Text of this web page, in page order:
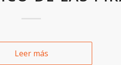
Leer más